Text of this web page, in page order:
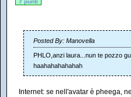
7 punti
Posted By: Manovella
PHLO,anzi laura...nun te pozzo
haahahahahahah
Internet: se nell'avatar è pheega,